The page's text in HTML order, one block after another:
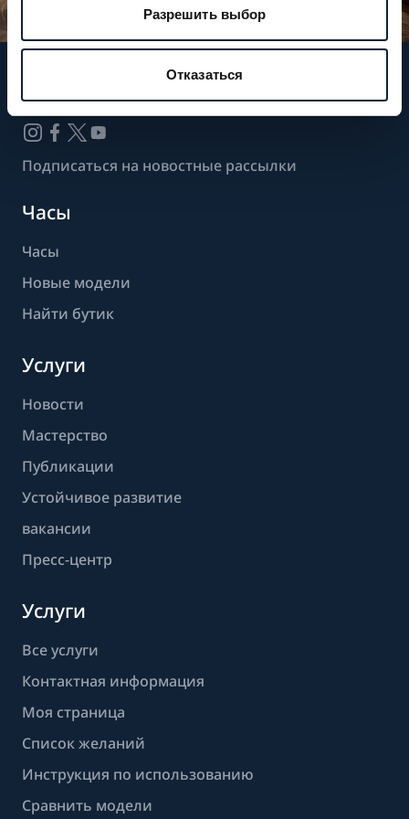
Разрешить выбор
Отказаться
Следите за нашими новостями
Подписаться на новостные рассылки
Часы
Часы
Новые модели
Найти бутик
Услуги
Новости
Мастерство
Публикации
Устойчивое развитие
вакансии
Пресс-центр
Услуги
Все услуги
Контактная информация
Моя страница
Список желаний
Инструкция по использованию
Сравнить модели